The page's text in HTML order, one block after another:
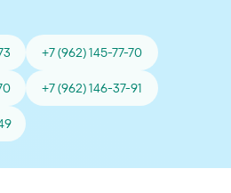
+7 (962) 145-77-70
+7 (962) 146-37-91